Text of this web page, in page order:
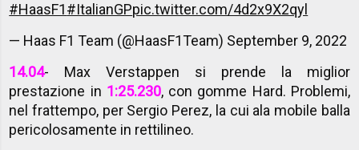
#HaasF1#ItalianGPpic.twitter.com/4d2x9X2qyl
— Haas F1 Team (@HaasF1Team) September 9, 2022
14.04- Max Verstappen si prende la miglior
prestazione in 1:25.230, con gomme Hard. Problemi,
nel frattempo, per Sergio Perez, la cui ala mobile balla
pericolosamente in rettilineo.